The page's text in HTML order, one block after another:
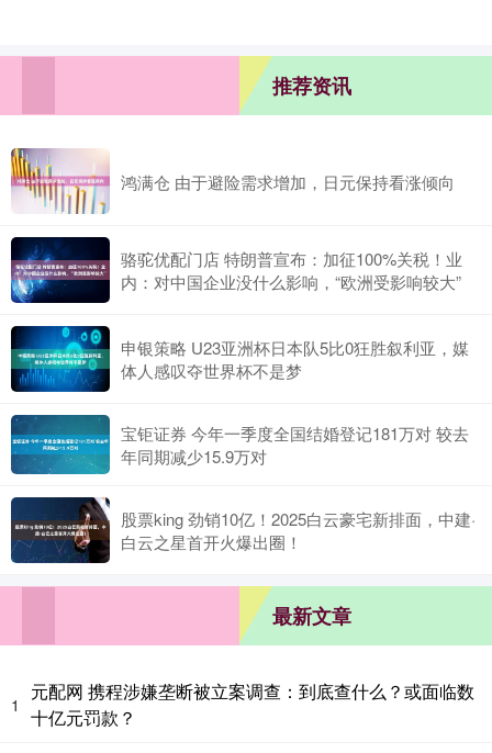
推荐资讯
鸿满仓 由于避险需求增加，日元保持看涨倾向
骆驼优配门店 特朗普宣布：加征100%关税！业
内：对中国企业没什么影响，“欧洲受影响较大”
申银策略 U23亚洲杯日本队5比0狂胜叙利亚，媒
体人感叹夺世界杯不是梦
宝钜证券 今年一季度全国结婚登记181万对 较去
年同期减少15.9万对
股票king 劲销10亿！2025白云豪宅新排面，中建·
白云之星首开火爆出圈！
最新文章
1
元配网 携程涉嫌垄断被立案调查：到底查什么？或面临数
十亿元罚款？